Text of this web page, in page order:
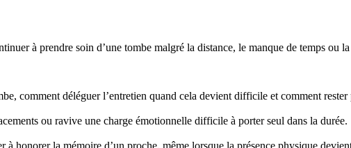
à prendre soin d’une tombe malgré la distance, le manque de temps ou
comment déléguer l’entretien quand cela devient difficile et comment rester
ou ravive une charge émotionnelle difficile à porter seul dans la durée.
honorer la mémoire d’un proche, même lorsque la présence physique